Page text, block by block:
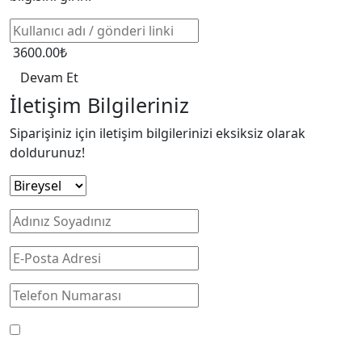
3600.00₺
Devam Et
İletişim Bilgileriniz
Siparişiniz için iletişim bilgilerinizi eksiksiz olarak
doldurunuz!